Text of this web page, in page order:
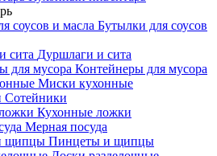
Бутылки для соусов
Дуршлаги и сита
Контейнеры для мусора
Миски кухонные
Сотейники
Кухонные ложки
Мерная посуда
Пинцеты и щипцы